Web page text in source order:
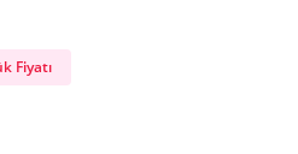
Fiyatı